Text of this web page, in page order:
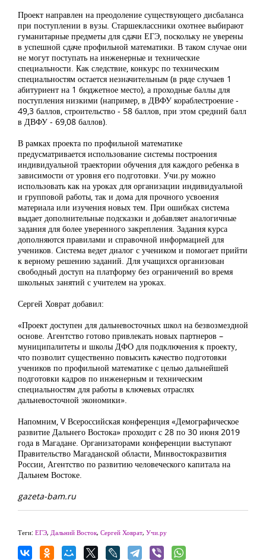
Проект направлен на преодоление существующего дисбаланса
при поступлении в вузы. Старшеклассники охотнее выбирают
гуманитарные предметы для сдачи ЕГЭ, поскольку не уверены
в успешной сдаче профильной математики. В таком случае они
не могут поступать на инженерные и технические
специальности. Как следствие, конкурс по техническим
специальностям остается незначительным (в ряде случаев 1
абитуриент на 1 бюджетное место), а проходные баллы для
поступления низкими (например, в ДВФУ кораблестроение -
49,3 баллов, строительство - 58 баллов, при этом средний балл
в ДВФУ - 69,08 баллов).
В рамках проекта по профильной математике
предусматривается использование системы построения
индивидуальной траектории обучения для каждого ребенка в
зависимости от уровня его подготовки. Учи.ру можно
использовать как на уроках для организации индивидуальной
и групповой работы, так и дома для прочного усвоения
материала или изучения новых тем. При ошибках система
выдает дополнительные подсказки и добавляет аналогичные
задания для более уверенного закрепления. Задания курса
дополняются правилами и справочной информацией для
учеников. Система ведет диалог с учеником и помогает прийти
к верному решению заданий. Для учащихся организован
свободный доступ на платформу без ограничений во время
школьных занятий с учителем на уроках.
Сергей Ховрат добавил:
«Проект доступен для дальневосточных школ на безвозмездной
основе. Агентство готово привлекать новых партнеров –
муниципалитеты и школы ДФО для подключения к проекту,
что позволит существенно повысить качество подготовки
учеников по профильной математике с целью дальнейшей
подготовки кадров по инженерным и техническим
специальностям для работы в ключевых отраслях
дальневосточной экономики».
Напомним, V Всероссийская конференция «Демографическое
развитие Дальнего Востока» проходит с 28 по 30 июня 2019
года в Магадане. Организаторами конференции выступают
Правительство Магаданской области, Минвостокразвития
России, Агентство по развитию человеческого капитала на
Дальнем Востоке.
gazeta-bam.ru
Теги: ЕГЭ, Дальний Восток, Сергей Ховрат, Учи.ру